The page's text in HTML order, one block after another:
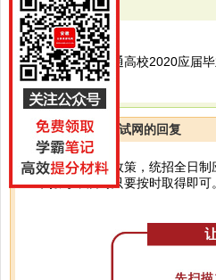
已解决
省直公务员
在读的全日制普通高校2020应届
安徽公务员考试网的回复
你好，根据往年政策，统招全日
证书报考，届时只要按时取得即